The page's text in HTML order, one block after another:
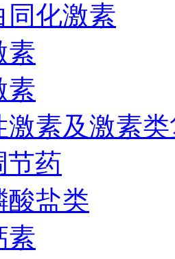
同化激素
素
素
激素及激素
节药
酸盐类
素